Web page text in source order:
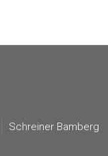
Schreiner Bamberg